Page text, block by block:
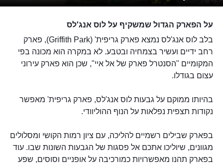
על הפארק הגדול שמשקיף על לוס אנג'לס
בלב לוס אנג'לס נמצא פארק גריפית' (Griffith Park), פארק
רחב ידיים ועשיר בצמחיה ובטבע. לא במקרה הוא מכונה בפי
המקומיים "הסנטרל פארק של אל איי", שכן הוא פארק עירוני
עצום בגודלו.
בהיותו ממוקם על גבעות לוס אנג'לס, פארק גריפית' מאפשר
נקודות תצפית נפלאות על הנוף ההוליוודי.
בפארק שבילים רשמיים להליכה, עם ציון רמות הקושי ומסלולים
מגוונים, שיוליכו אתכם אל פסגות של הגבעות השונות שבו. עוד
בפארק תהנו מאפשרויות כמורכיבה על אופניים וסוסים, שפע